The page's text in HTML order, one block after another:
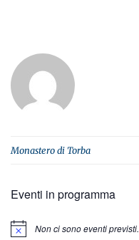
Monastero di Torba
Eventi in programma
Notice Non ci sono eventi previsti.